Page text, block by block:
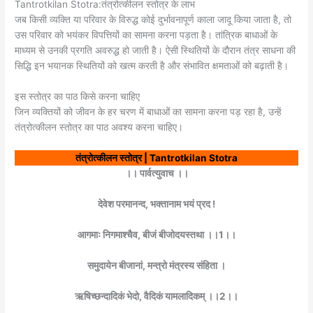
Tantrotkilan Stotra:तंत्रोत्कीलन स्तोत्र के लाभ
जब किसी व्यक्ति या परिवार के विरुद्ध कोई दुर्भावनापूर्ण काला जादू किया जाता है, तो
उस परिवार को भयंकर विपत्तियों का सामना करना पड़ता है। तांत्रिक बाधाओं के
माध्यम से उनकी प्रगति अवरुद्ध हो जाती है। ऐसी स्थितियों के दौरान तंत्र साधना की
सिद्धि इन भयानक स्थितियों को खत्म करती है और संभावित क्षमताओं को बढ़ाती है।
इस स्तोत्र का पाठ किसे करना चाहिए
जिन व्यक्तियों को जीवन के हर चरण में बाधाओं का सामना करना पड़ रहा है, उन्हें
तंत्रोत्कीलन स्तोत्र का पाठ अवश्य करना चाहिए।
तंत्रोत्कीलन स्तोत्र | Tantrotkilan Stotra
।। पार्वत्युवाच ।।
देवेश परमानन्द, भक्तानाम भयं प्रद !
आगमाः निगमाश्चैव, बीजं बीजोदयस्तथा ।।1।।
समुदायेन बीजानां, मन्त्रो मंत्रस्य संहिता ।
ऋषिच्छन्दादिकं भेदो, वैदिकं यामलादिकम् ।।2।।